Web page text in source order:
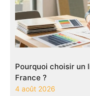
Pourquoi choisir un
France ?
4 août 2026